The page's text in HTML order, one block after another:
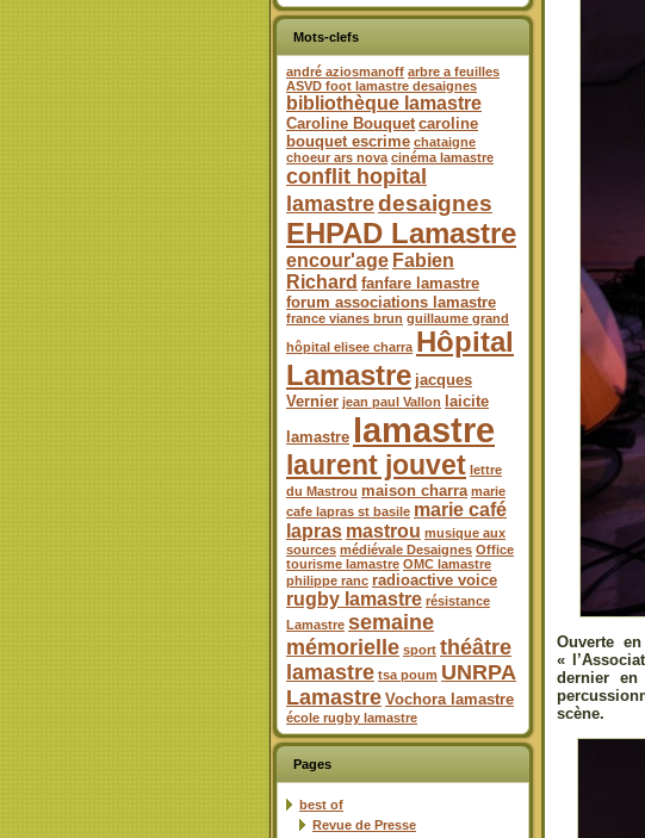
Mots-clefs
andré aziosmanoff arbre a feuilles
ASVD foot lamastre desaignes
bibliothèque lamastre
Caroline Bouquet caroline
bouquet escrime chataigne
choeur ars nova cinéma lamastre
conflit hopital
lamastredesaignes
EHPAD Lamastre
encour'age Fabien
Richard fanfare lamastre
forum associations lamastre
france vianes brun guillaume grand
hôpital elisee charra Hôpital
Lamastre jacques
Vernier jean paul Vallon
laicite
lamastre lamastre
laurent jouvet lettre
du Mastrou maison charra marie
cafe lapras st basile marie café
lapras mastrou musique aux
sources médiévale Desaignes Office
tourisme lamastre OMC lamastre
philippe ranc radioactive voice
rugby lamastre résistance
Lamastre semaine
mémorielle sport théâtre
lamastre tsa poum UNRPA
Lamastre Vochora lamastre
école rugby lamastre
Pages
best of
Revue de Presse
Ouverte
«
dernier en
scène.